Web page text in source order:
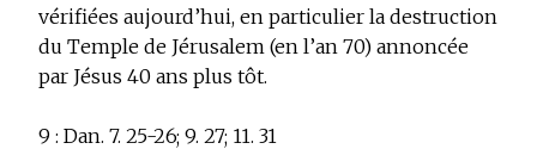
vérifiées aujourd’hui, en particulier la destruction
du Temple de Jérusalem (en l’an 70) annoncée
par Jésus 40 ans plus tôt.
9 : Dan. 7. 25-26; 9. 27; 11. 31